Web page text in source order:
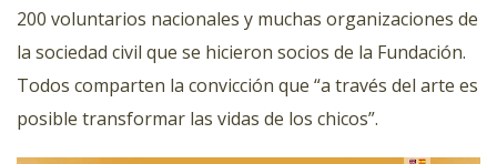
200 voluntarios nacionales y muchas organizaciones de
la sociedad civil que se hicieron socios de la Fundación.
Todos comparten la convicción que “a través del arte es
posible transformar las vidas de los chicos”.